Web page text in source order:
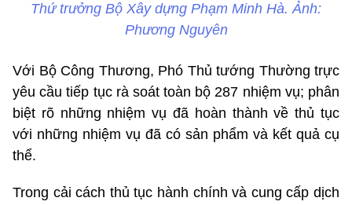
Thứ trưởng Bộ Xây dựng Phạm Minh Hà. Ảnh:
Phương Nguyên
Với Bộ Công Thương, Phó Thủ tướng Thường trực
yêu cầu tiếp tục rà soát toàn bộ 287 nhiệm vụ; phân
biệt rõ những nhiệm vụ đã hoàn thành về thủ tục
với những nhiệm vụ đã có sản phẩm và kết quả cụ
thể.
Trong cải cách thủ tục hành chính và cung cấp dịch